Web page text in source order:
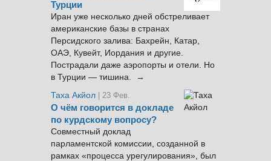
Турции
Иран уже несколько дней обстреливает
американские базы в странах
Персидского залива: Бахрейн, Катар,
ОАЭ, Кувейт, Иордания и другие.
Пострадали даже аэропорты и отели. Но
в Турции — тишина. →
Таха Акйол | 23 Фев.
О чём говорится в докладе
по курдскому вопросу?
Совместный доклад
парламентской комиссии, созданной в
рамках «процесса урегулирования», был